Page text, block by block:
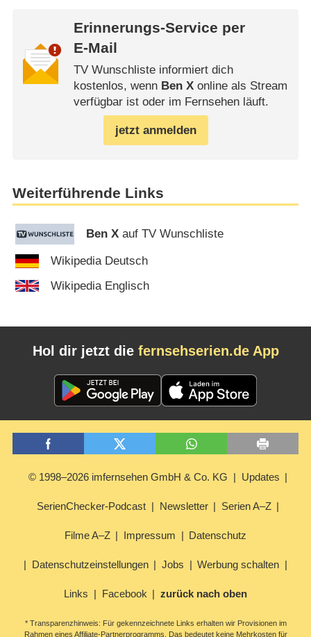
Erinnerungs-Service per
E-Mail
TV Wunschliste informiert dich
kostenlos, wenn Ben Xonline als Stream
verfügbar ist oder im Fernsehen läuft.
jetzt anmelden
Weiterführende Links
Ben X auf TV Wunschliste
Wikipedia Deutsch
Wikipedia Englisch
Hol dir jetzt die fernsehserien.de App
© 1998–2026 imfernsehen GmbH & Co. KG Updates
SerienChecker-Podcast Newsletter Serien A–Z
Filme A–Z Impressum Datenschutz
Datenschutzeinstellungen Jobs Werbung schalten
Links Facebook zurück nach oben
* Transparenzhinweis: Für gekennzeichnete Links erhalten wir Provisionen im
Rahmen eines Affiliate-Partnerprogramms. Das bedeutet keine Mehrkosten für